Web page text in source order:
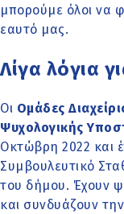
μπορούμε όλοι να
εαυτό μας.
Λίγα λόγια
Οι Ομάδες
Ψυχολογικής
Οκτώβρη 2022 και
Συμβουλευτικό
του δήμου. Έχουν
και συνδυάζουν